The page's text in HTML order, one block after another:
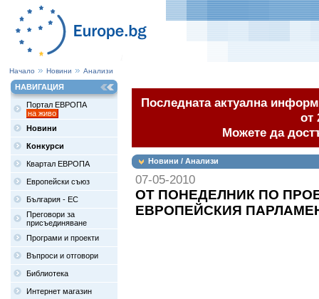
Начало Новини Анализи
НАВИГАЦИЯ
Портал ЕВРОПА
на живо
Новини
Конкурси
Квартал ЕВРОПА
Европейски съюз
България - ЕС
Преговори за
присъединяване
Програми и проекти
Въпроси и отговори
Библиотека
Интернет магазин
Последната актуална
от
Можете да
Новини / Анализи
07-05-2010
ОТ ПОНЕДЕЛНИК ПО
ЕВРОПЕЙСКИЯ